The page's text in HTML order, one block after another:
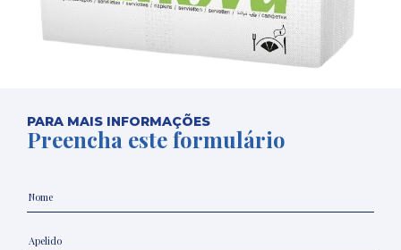
PARA MAIS INFORMAÇÕES
Preencha este formulário